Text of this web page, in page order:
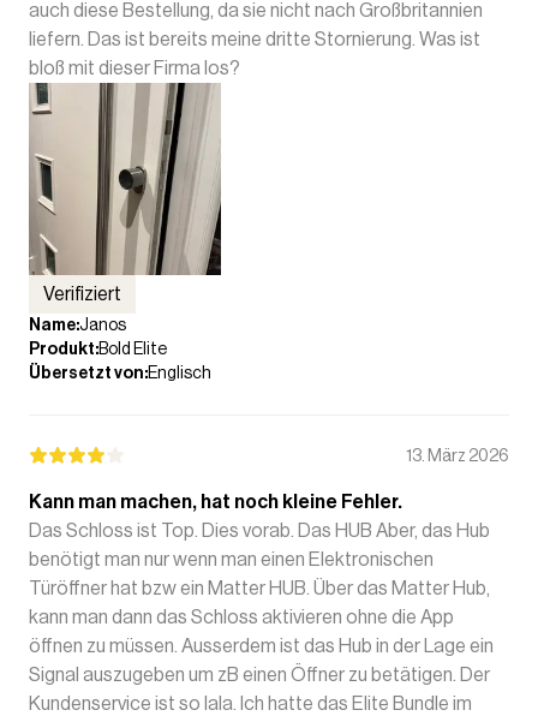
auch diese Bestellung, da sie nicht nach Großbritannien
liefern. Das ist bereits meine dritte Stornierung. Was ist
bloß mit dieser Firma los?
Verifiziert
Name:Janos
Produkt:Bold Elite
Übersetzt von:Englisch
13. März 2026
Kann man machen, hat noch kleine Fehler.
Das Schloss ist Top. Dies vorab. Das HUB Aber, das Hub
benötigt man nur wenn man einen Elektronischen
Türöffner hat bzw ein Matter HUB. Über das Matter Hub,
kann man dann das Schloss aktivieren ohne die App
öffnen zu müssen. Ausserdem ist das Hub in der Lage ein
Signal auszugeben um zB einen Öffner zu betätigen. Der
Kundenservice ist so lala. Ich hatte das Elite Bundle im